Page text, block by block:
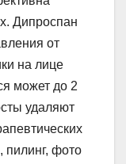
Дипроспан
от
на лице
может до 2
удаляют
пилинг, фото